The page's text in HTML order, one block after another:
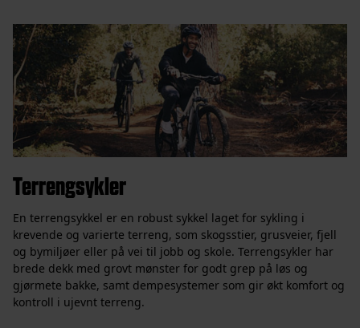
Terrengsykler
En terrengsykkel er en robust sykkel laget for sykling i
krevende og varierte terreng, som skogsstier, grusveier, fjell
og bymiljøer eller på vei til jobb og skole. Terrengsykler har
brede dekk med grovt mønster for godt grep på løs og
gjørmete bakke, samt dempesystemer som gir økt komfort og
kontroll i ujevnt terreng.